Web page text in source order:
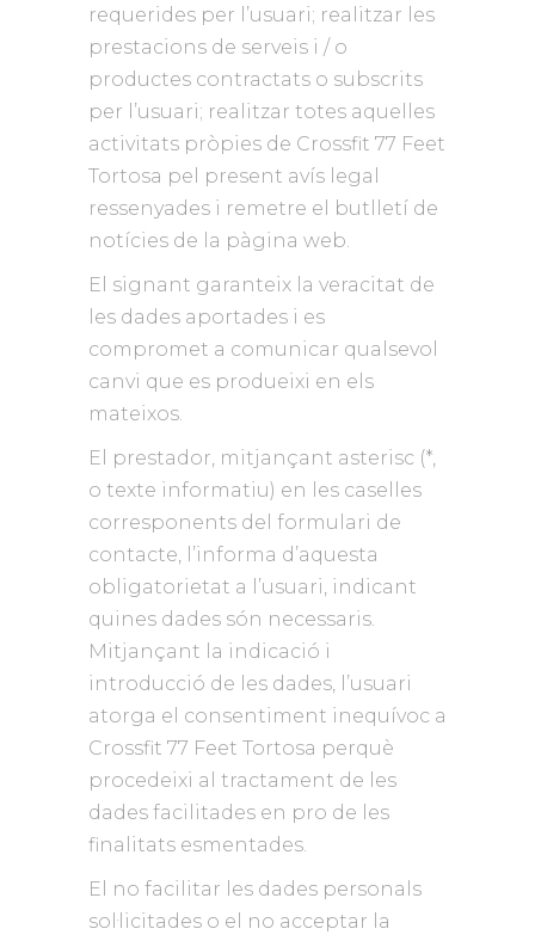
requerides per l’usuari; realitzar les
prestacions de serveis i / o
productes contractats o subscrits
per l’usuari; realitzar totes aquelles
activitats pròpies de Crossfit 77 Feet
Tortosa pel present avís legal
ressenyades i remetre el butlletí de
notícies de la pàgina web.
El signant garanteix la veracitat de
les dades aportades i es
compromet a comunicar qualsevol
canvi que es produeixi en els
mateixos.
El prestador, mitjançant asterisc (*,
o texte informatiu) en les caselles
corresponents del formulari de
contacte, l’informa d’aquesta
obligatorietat a l’usuari, indicant
quines dades són necessaris.
Mitjançant la indicació i
introducció de les dades, l’usuari
atorga el consentiment inequívoc a
Crossfit 77 Feet Tortosa perquè
procedeixi al tractament de les
dades facilitades en pro de les
finalitats esmentades.
El no facilitar les dades personals
sol·licitades o el no acceptar la